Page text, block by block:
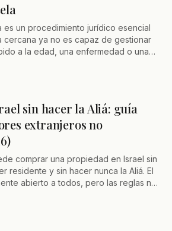
durante la duración del proyecto.
de un acompañamiento
para asegurar los intereses de los
todo el procedimiento.
es un procedimiento jurídico esencial
cercana ya no es capaz de gestionar
a la edad, una enfermedad o una
concernida, respetando su dignidad y
rigurosa y un acompañamiento
un procedimiento fluido, rápido y
familiar.
sin hacer la Aliá: guía
extranjeros no
comprar una propiedad en Israel sin
residente y sin hacer nunca la Aliá. El
abierto a todos, pero las reglas no
para la mashkanta, poder